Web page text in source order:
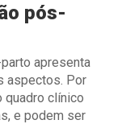
pós-
apresenta
aspectos. Por
quadro clínico
e podem ser